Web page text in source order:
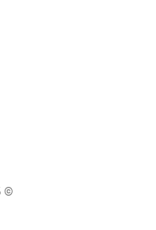
© 2025 Chika – חנות קוסמטיקה מקצועית